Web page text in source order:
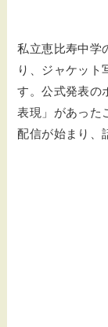
私立恵比寿中学
り、ジャケット
す。公式発表の
表現」があった
配信が始まり、